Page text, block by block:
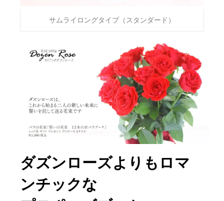
サムライロングタイプ（スタンダード）
ダズンローズよりもロマ
ンチックな